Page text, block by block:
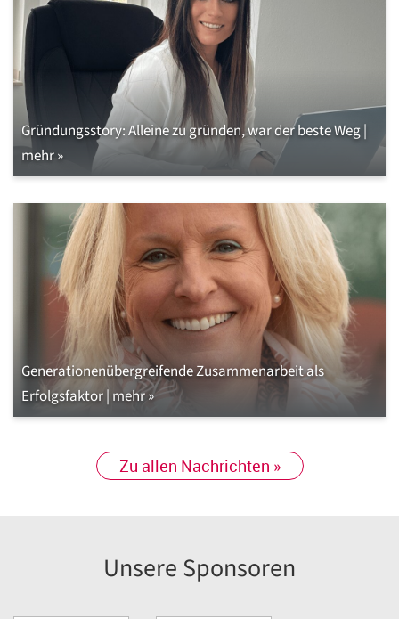
Gründungsstory: Alleine zu gründen, war der beste Weg |
mehr »
Generationenübergreifende Zusammenarbeit als
Erfolgsfaktor | mehr »
Zu allen Nachrichten »
Unsere Sponsoren